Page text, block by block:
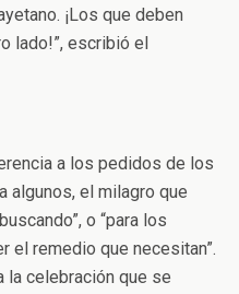
¡Los que deben
lado!”, escribió el
a los pedidos de los
algunos, el milagro que
o “para los
el remedio que necesitan”.
la celebración que se